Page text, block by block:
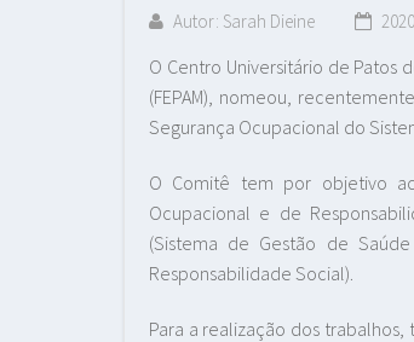
Autor: Sarah Dieine
O Centro Universitário de Patos
(FEPAM), nomeou,
Segurança Ocupacional do
O Comitê tem por objetivo
Ocupacional e de
(Sistema de Gestão de
Responsabilidade Social).
Para a realização dos